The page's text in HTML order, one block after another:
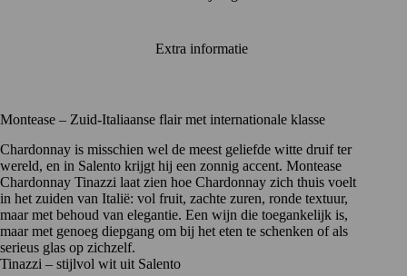
Extra informatie
Montease – Zuid-Italiaanse flair met internationale klasse
Chardonnay is misschien wel de meest geliefde witte druif ter
wereld, en in Salento krijgt hij een zonnig accent. Montease
Chardonnay Tinazzi laat zien hoe Chardonnay zich thuis voelt
in het zuiden van Italië: vol fruit, zachte zuren, ronde textuur,
maar met behoud van elegantie. Een wijn die toegankelijk is,
maar met genoeg diepgang om bij het eten te schenken of als
serieus glas op zichzelf.
Tinazzi – stijlvol wit uit Salento